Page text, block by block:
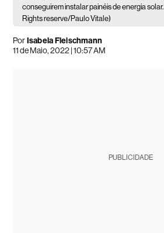
conseguirem instalar painéis de energia solar.
Rights reserve/Paulo Vitale)
PorIsabela Fleischmann
11 de Maio, 2022 | 10:57 AM
PUBLICIDADE